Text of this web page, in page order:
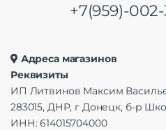
+7(959)-
Адреса магазинов
Реквизиты
ИП Литвинов Максим
283015, ДНР, г Донецк, б-р
ИНН: 614015704000